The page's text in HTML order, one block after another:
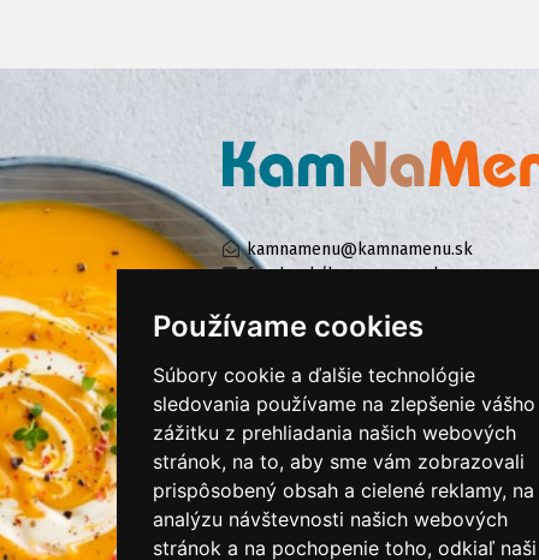
Používame cookies
Súbory cookie a ďalšie technológie
sledovania používame na zlepšenie vášho
zážitku z prehliadania našich webových
stránok, na to, aby sme vám zobrazovali
prispôsobený obsah a cielené reklamy, na
analýzu návštevnosti našich webových
stránok a na pochopenie toho, odkiaľ naši
kamnamenu@kamnamenu.sk
facebook/kamnamenu.sk
PRIHLÁSIŤ SA DO ZÁKAZNÍCKEJ ZÓNY
Všeobecné obchodné podmienky